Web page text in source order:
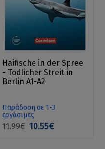
Haifische in der Spree
- Todlicher Streit in
Berlin A1-A2
Παράδοση σε 1-3
εργάσιμες
11.99€ 10.55€